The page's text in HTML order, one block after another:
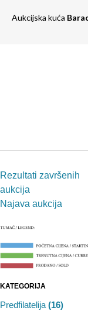
Aukcijska kuća
Rezultati završenih
aukcija
Najava aukcija
KATEGORIJA
Predfilatelija (16)